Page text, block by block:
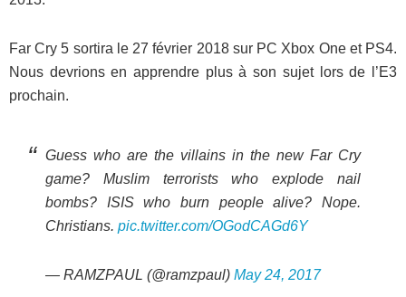
Far Cry 5 sortira le 27 février 2018 sur PC Xbox One et PS4.
Nous devrions en apprendre plus à son sujet lors de l’E3
prochain.
Guess who are the villains in the new Far Cry
game? Muslim terrorists who explode nail
bombs? ISIS who burn people alive? Nope.
Christians. pic.twitter.com/OGodCAGd6Y
— RAMZPAUL (@ramzpaul) May 24, 2017